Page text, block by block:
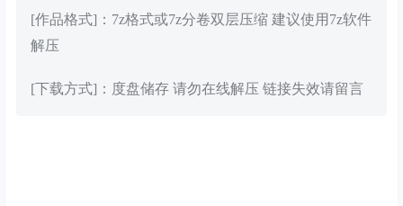
[作品格式]：7z格式或7z分卷双层压缩 建议使用7z软件
解压
[下载方式]：度盘储存 请勿在线解压 链接失效请留言